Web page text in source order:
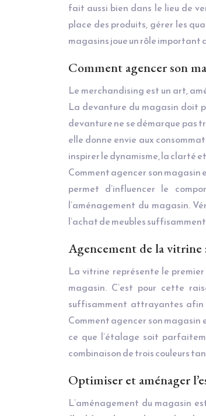
fait aussi bien dans le lieu de
place des produits, gérer les
magasins joue un rôle important
Comment agencer son
Le merchandising est un art,
La devanture du magasin doit
devanture ne se démarque pas
elle donne envie aux
inspirer le dynamisme, la clarté
Comment agencer son magasin
permet d’influencer le
l’aménagement du magasin.
l’achat de meubles
Agencement de la
La vitrine représente le
magasin. C’est pour cette
suffisamment attrayantes afin
Comment agencer son
ce que l’étalage soit
combinaison de trois couleurs
Optimiser et aménager
L’aménagement du magasin